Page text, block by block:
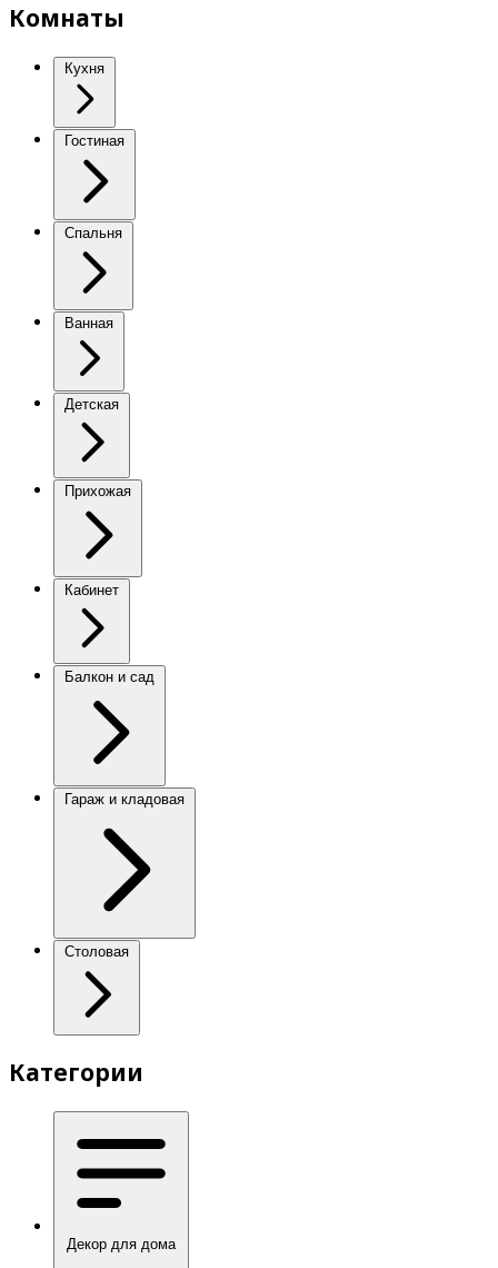
Комнаты
Кухня
Гостиная
Спальня
Ванная
Детская
Прихожая
Кабинет
Балкон и сад
Гараж и кладовая
Столовая
Категории
Декор для дома